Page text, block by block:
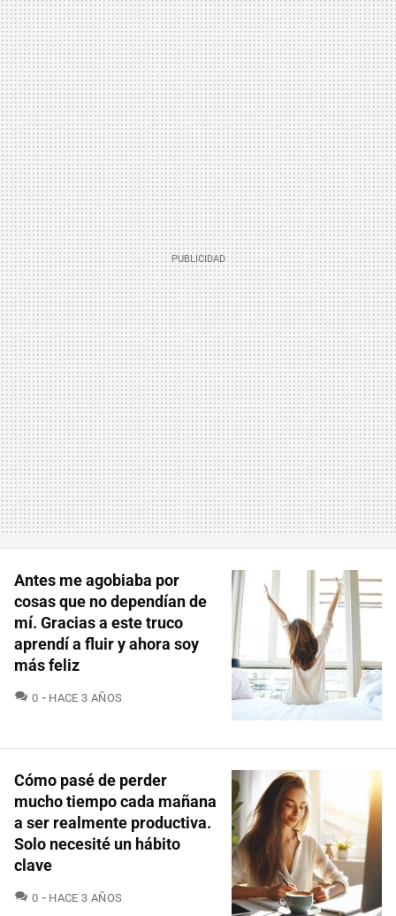
Antes me agobiaba por
cosas que no dependían de
mí. Gracias a este truco
aprendí a fluir y ahora soy
más feliz
0 COMENTARIOS
HACE 3 AÑOS
Cómo pasé de perder
mucho tiempo cada mañana
a ser realmente productiva.
Solo necesité un hábito
clave
0 COMENTARIOS
HACE 3 AÑOS